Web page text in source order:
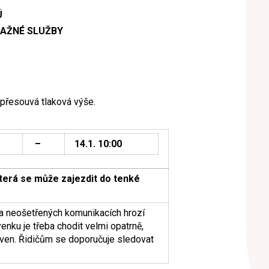
SLUŽBY
tlaková výše.
– 14.1. 10:00
se může zajezdit do tenké
komunikacích hrozí
je třeba chodit velmi opatrně,
Řidičům se doporučuje sledovat